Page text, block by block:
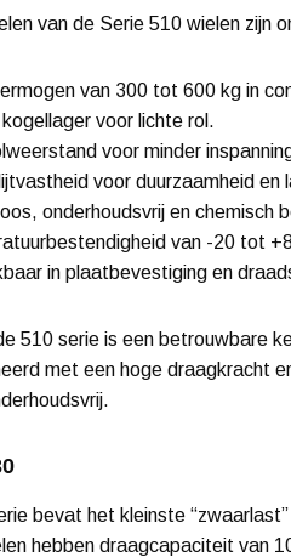
van de Serie 510 wielen zijn
van 300 tot 600 kg in
kogellager voor lichte rol.
voor minder
voor duurzaamheid en
onderhoudsvrij en chemisch
van -20 tot
in plaatbevestiging en
510 serie is een betrouwbare
met een hoge draagkracht
bevat het kleinste
hebben draagcapaciteit van